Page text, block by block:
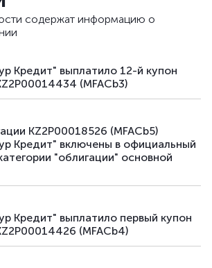
содержат информацию о
Кредит" выплатило 12-й купон
(MFACb3)
KZ2P00018526 (MFACb5)
Кредит" включены в официальный
"облигации" основной
Кредит" выплатило первый купон
(MFACb4)